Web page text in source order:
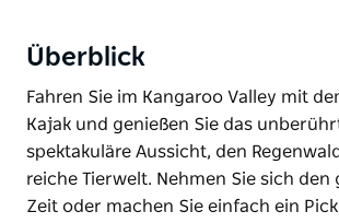
Überblick
Fahren Sie im Kangaroo Valley mit
Kajak und genießen Sie das
spektakuläre Aussicht, den
reiche Tierwelt. Nehmen Sie sich den
Zeit oder machen Sie einfach ein